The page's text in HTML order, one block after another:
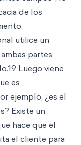
de los
utilice un
partes
Luego viene
es
ejemplo, ¿es el
Existe un
hace que el
el cliente para